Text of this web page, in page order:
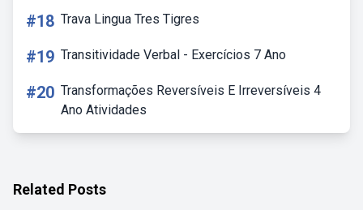
#18 Trava Lingua Tres Tigres
#19 Transitividade Verbal - Exercícios 7 Ano
#20 Transformações Reversíveis E Irreversíveis 4
Ano Atividades
Related Posts